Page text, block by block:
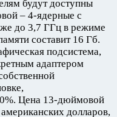
будут доступны
– 4-ядерные с
же до 3,7 ГГц в режиме
составит 16 Гб.
подсистема,
адаптером
Цена 13-дюймовой
долларов,